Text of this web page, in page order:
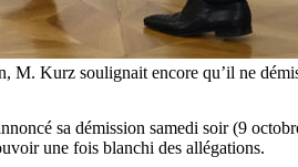
M. Kurz soulignait encore qu’il ne
sa démission samedi soir (9
une fois blanchi des allégations.